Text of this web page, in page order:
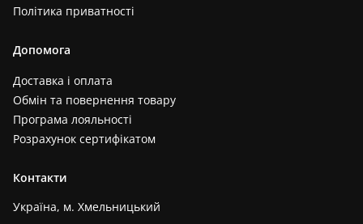
Політика приватності
Допомога
Доставка і оплата
Обмін та повернення товару
Програма лояльності
Розрахунок сертифікатом
Контакти
Україна, м. Хмельницький